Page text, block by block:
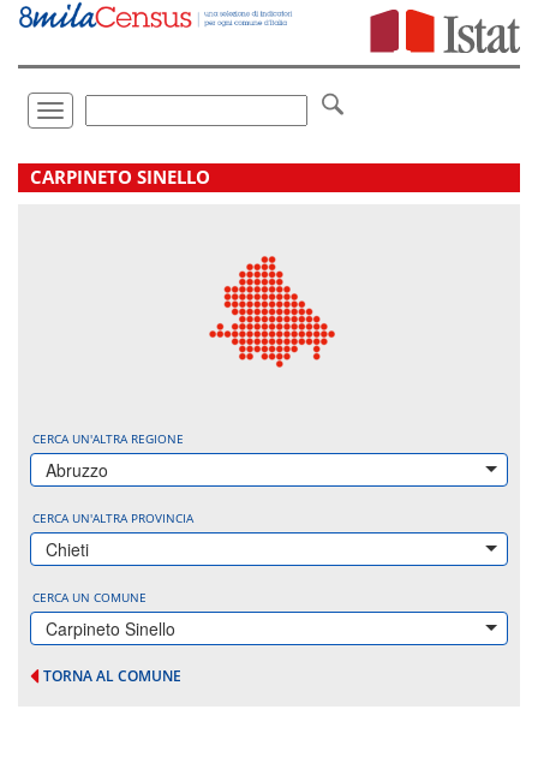
Vai
direttamente
Toggle
navigation
.
CARPINETO SINELLO
CERCA UN'ALTRA REGIONE
Abruzzo
CERCA UN'ALTRA PROVINCIA
Chieti
CERCA UN COMUNE
Carpineto Sinello
TORNA AL COMUNE